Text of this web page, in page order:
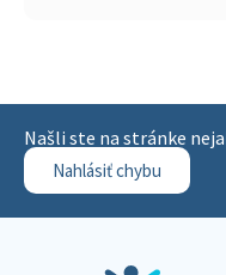
Našli ste na stránke
Nahlásiť chybu